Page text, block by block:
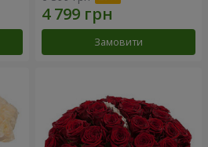
Замовити